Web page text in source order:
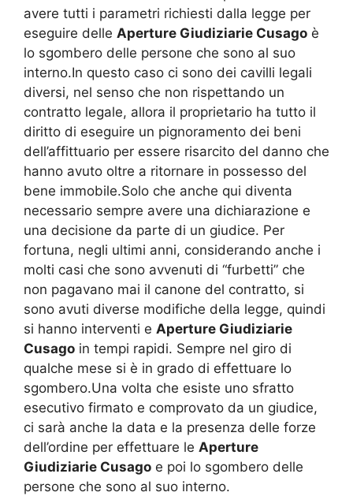
avere tutti i parametri richiesti dalla legge per
eseguire delle Aperture Giudiziarie Cusago è
lo sgombero delle persone che sono al suo
interno.In questo caso ci sono dei cavilli legali
diversi, nel senso che non rispettando un
contratto legale, allora il proprietario ha tutto il
diritto di eseguire un pignoramento dei beni
dell’affittuario per essere risarcito del danno che
hanno avuto oltre a ritornare in possesso del
bene immobile.Solo che anche qui diventa
necessario sempre avere una dichiarazione e
una decisione da parte di un giudice. Per
fortuna, negli ultimi anni, considerando anche i
molti casi che sono avvenuti di “furbetti” che
non pagavano mai il canone del contratto, si
sono avuti diverse modifiche della legge, quindi
si hanno interventi e Aperture Giudiziarie
Cusago in tempi rapidi. Sempre nel giro di
qualche mese si è in grado di effettuare lo
sgombero.Una volta che esiste uno sfratto
esecutivo firmato e comprovato da un giudice,
ci sarà anche la data e la presenza delle forze
dell’ordine per effettuare le Aperture
Giudiziarie Cusago e poi lo sgombero delle
persone che sono al suo interno.